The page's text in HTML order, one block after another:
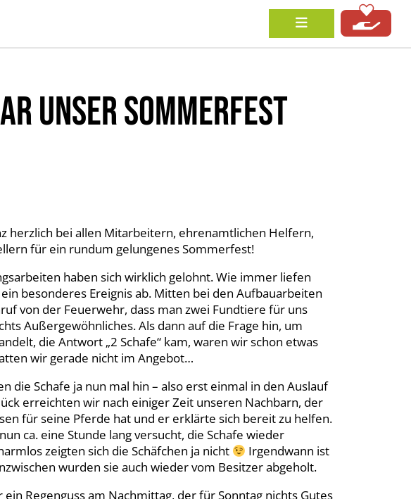
UNSER SOMMERFEST
herzlich bei allen Mitarbeitern, ehrenamtlichen Helfern,
für ein rundum gelungenes Sommerfest!
haben sich wirklich gelohnt. Wie immer liefen
besonderes Ereignis ab. Mitten bei den Aufbauarbeiten
von der Feuerwehr, dass man zwei Fundtiere für uns
Außergewöhnliches. Als dann auf die Frage hin, um
die Antwort „2 Schafe“ kam, waren wir schon etwas
wir gerade nicht im Angebot…
die Schafe ja nun mal hin – also erst einmal in den Auslauf
erreichten wir nach einiger Zeit unseren Nachbarn, der
für seine Pferde hat und er erklärte sich bereit zu helfen.
ca. eine Stunde lang versucht, die Schafe wieder
zeigten sich die Schäfchen ja nicht
Irgendwann ist
wurden sie auch wieder vom Besitzer abgeholt.
ein Regenguss am Nachmittag, der für Sonntag nichts Gutes